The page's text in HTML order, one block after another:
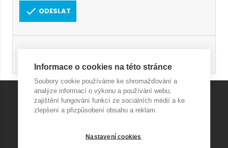
ODESLAT
KONTAKT AQUAPARK
+420 541 420 240
Informace o cookies na této stránce
Soubory cookie používáme ke shromažďování a
analýze informací o výkonu a používání webu,
zajištění fungování funkcí ze sociálních médií a ke
zlepšení a přizpůsobení obsahu a reklam.
Nastavení cookies